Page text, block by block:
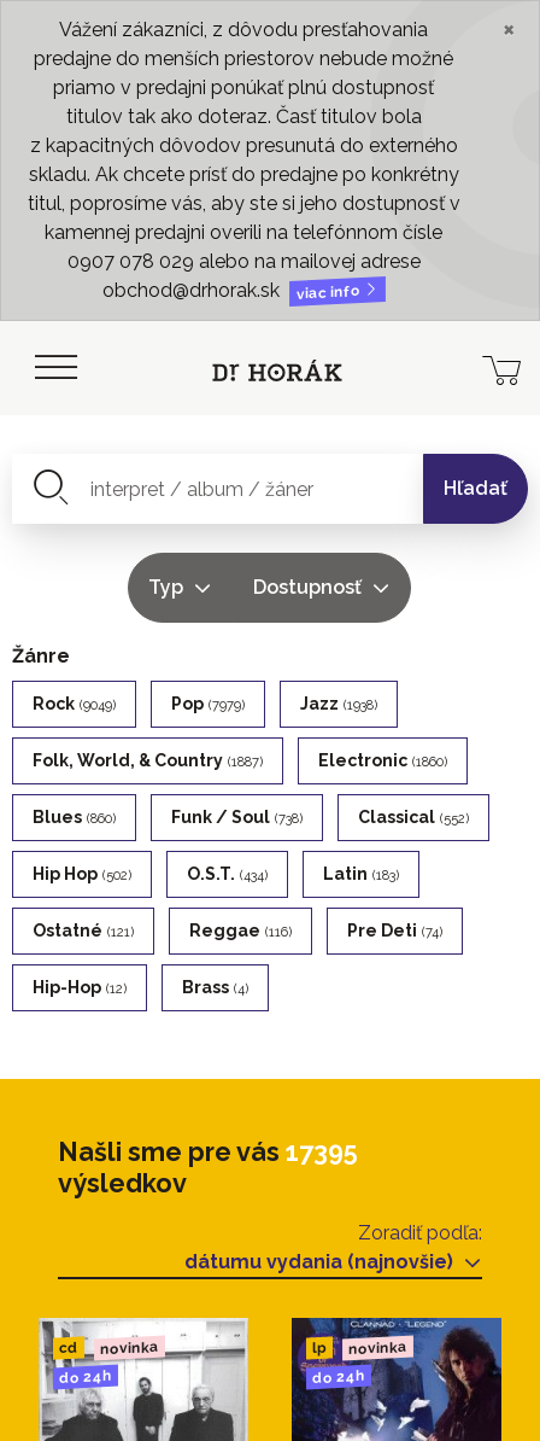
Vážení zákazníci, z dôvodu presťahovania
predajne do menších priestorov nebude možné
priamo v predajni ponúkať plnú dostupnosť
titulov tak ako doteraz. Časť titulov bola
z kapacitných dôvodov presunutá do externého
skladu. Ak chcete prísť do predajne po konkrétny
titul, poprosíme vás, aby ste si jeho dostupnosť v
kamennej predajni overili na telefónnom čísle
0907 078 029 alebo na mailovej adrese
obchod@drhorak.sk
viac info
×
Hľadať
Typ Dostupnosť
Žánre
Rock (9049) Pop (7979) Jazz (1938)
Folk, World, & Country (1887) Electronic (1860)
Blues (860) Funk / Soul (738) Classical (552)
Hip Hop (502) O.s.t. (434) Latin (183)
Ostatné (121) Reggae (116) Pre Deti (74)
Hip-Hop (12) Brass (4)
Našli sme pre vás 17395
výsledkov
Zoradiť podľa:
dátumu vydania (najnovšie)
cd novinka
do 24h
lp novinka
do 24h